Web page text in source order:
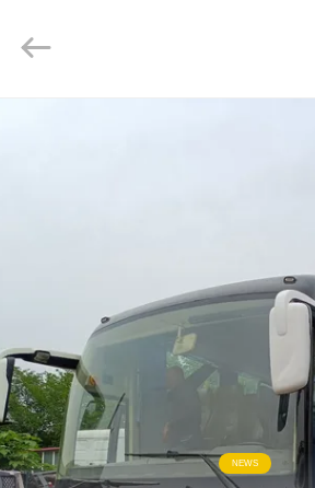
FABRIK-
AUSFLUG
LTD..
NEWS